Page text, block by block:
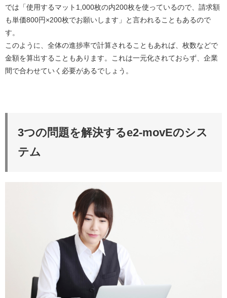
では「使用するマット1,000枚の内200枚を使っているので、請求額
も単価800円×200枚でお願いします」と言われることもあるので
す。
このように、全体の進捗率で計算されることもあれば、枚数などで
金額を算出することもあります。これは一元化されておらず、企業
間で合わせていく必要があるでしょう。
3つの問題を解決するe2-movEのシス
テム